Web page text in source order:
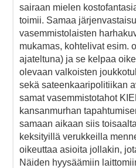
sairaan mielen
toimii. Samaa
vasemmistolaisten
mukamas, kohtelivat esim.
ajateltuna) ja se kelpaa
olevaan valkoisten
sekä sateenkaaripolitiikan
samat vasemmistotahot
kansanmurhan
samaan aikaan siis
keksityillä verukkeilla
oikeuttaa asioita jollakin,
Näiden hyysäämiin